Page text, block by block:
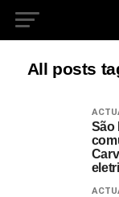
All posts
São